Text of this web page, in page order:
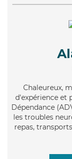
Chaleureux,
d'expérience et
Dépendance
les troubles
repas,